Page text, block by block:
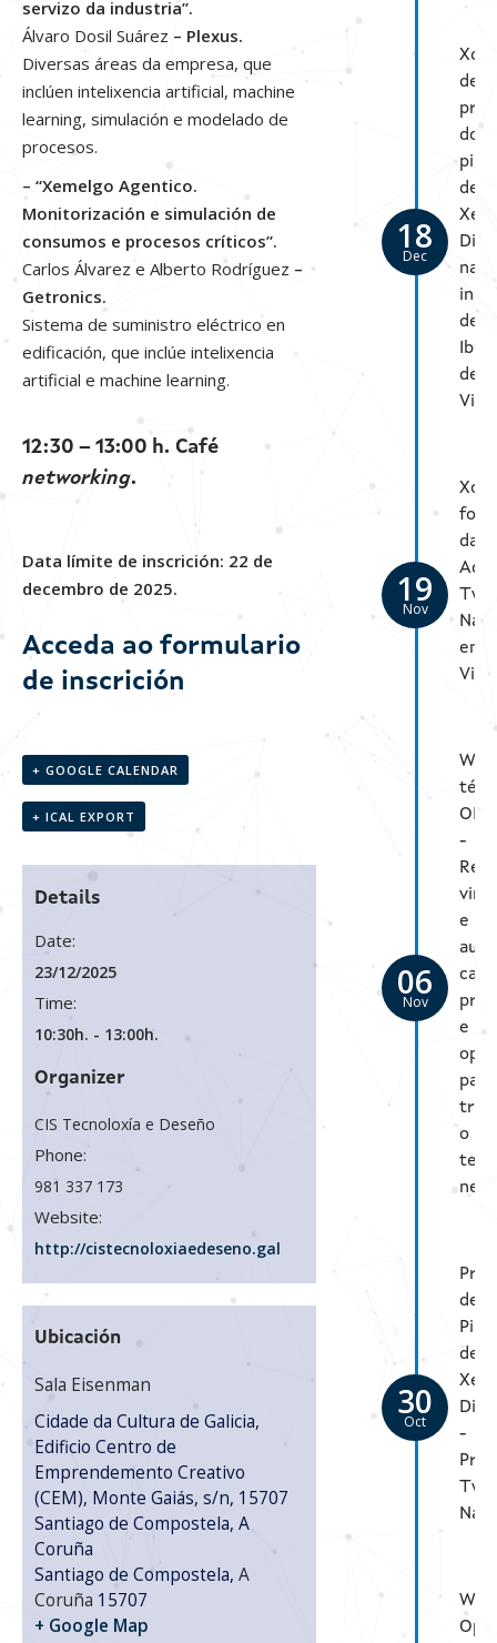
servizo da industria”.
Álvaro Dosil Suárez – Plexus.
Diversas áreas da empresa, que
inclúen intelixencia artificial, machine
learning, simulación e modelado de
procesos.
– “Xemelgo Agentico.
Monitorización e simulación de
consumos e procesos críticos”.
Carlos Álvarez e Alberto Rodríguez –
Getronics.
Sistema de suministro eléctrico en
edificación, que inclúe intelixencia
artificial e machine learning.
12:30 – 13:00 h. Café
networking.
Data límite de inscrición: 22 de
decembro de 2025.
Acceda ao formulario
de inscrición
+ GOOGLE CALENDAR
+ ICAL EXPORT
Details
Date:
23/12/2025
Time:
10:30h. - 13:00h.
Organizer
CIS Tecnoloxía e Deseño
Phone:
981 337 173
Website:
http://cistecnoloxiaedeseno.gal
Ubicación
Sala Eisenman
Cidade da Cultura de Galicia,
Edificio Centro de
Emprendemento Creativo
(CEM), Monte Gaiás, s/n, 15707
Santiago de Compostela, A
Coruña
Santiago de Compostela, A
Coruña 15707
+ Google Map
18
Dec
de
dos
de
nas
de
de
Vigo
19
Nov
da
en
Vigo
06
Nov
-
e
e
para
o
teu
30
Oct
de
de
-